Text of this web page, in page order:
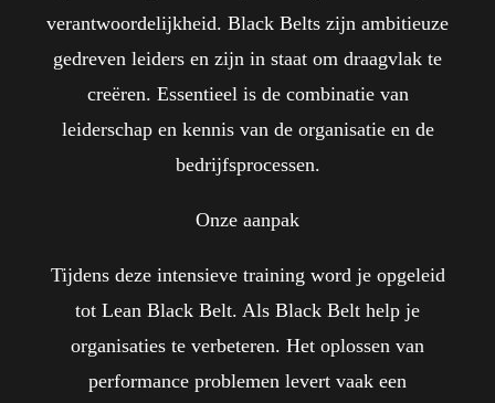
verantwoordelijkheid. Black Belts zijn ambitieuze
gedreven leiders en zijn in staat om draagvlak te
creëren. Essentieel is de combinatie van
leiderschap en kennis van de organisatie en de
bedrijfsprocessen.
Onze aanpak
Tijdens deze intensieve training word je opgeleid
tot Lean Black Belt. Als Black Belt help je
organisaties te verbeteren. Het oplossen van
performance problemen levert vaak een